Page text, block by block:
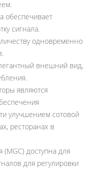
обеспечивает
сигнала.
одновременно
внешний вид,
являются
улучшением сотовой
ресторанах в
(MGC) доступна для
для регулировки